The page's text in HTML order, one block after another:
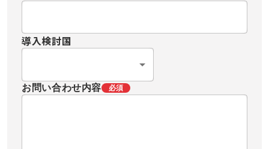
導入検討国
お問い合わせ内容 必須